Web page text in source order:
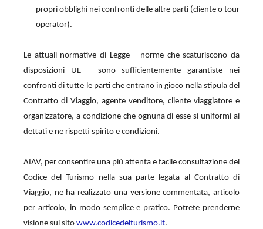
propri obblighi nei confronti delle altre parti (cliente o tour
operator).
Le attuali normative di Legge – norme che scaturiscono da
disposizioni UE – sono sufficientemente garantiste nei
confronti di tutte le parti che entrano in gioco nella stipula del
Contratto di Viaggio, agente venditore, cliente viaggiatore e
organizzatore, a condizione che ognuna di esse si uniformi ai
dettati e ne rispetti spirito e condizioni.
AIAV, per consentire una più attenta e facile consultazione del
Codice del Turismo nella sua parte legata al Contratto di
Viaggio, ne ha realizzato una versione commentata, articolo
per articolo, in modo semplice e pratico. Potrete prenderne
visione sul sito www.codicedelturismo.it.